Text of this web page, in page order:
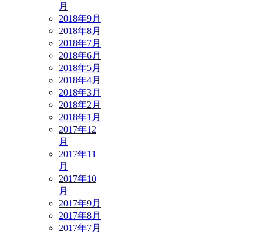
月
2018年9月
2018年8月
2018年7月
2018年6月
2018年5月
2018年4月
2018年3月
2018年2月
2018年1月
2017年12
月
2017年11
月
2017年10
月
2017年9月
2017年8月
2017年7月